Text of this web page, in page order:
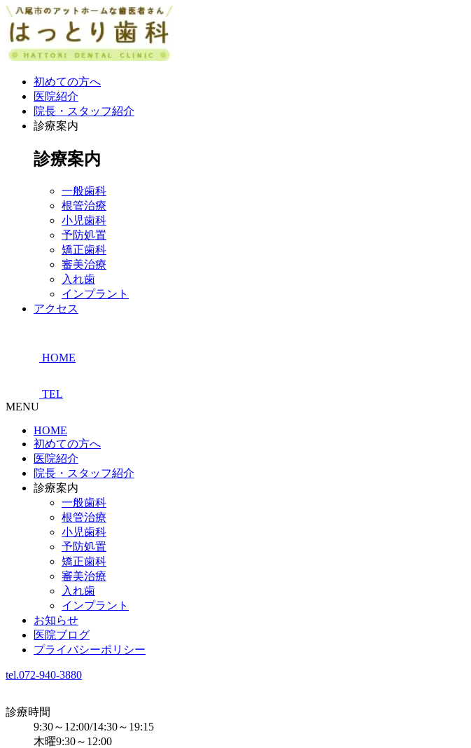
初めての方へ
医院紹介
院長・スタッフ紹介
診療案内
診療案内
一般歯科
根管治療
小児歯科
予防処置
矯正歯科
審美治療
入れ歯
インプラント
アクセス
HOME
TEL
MENU
HOME
初めての方へ
医院紹介
院長・スタッフ紹介
診療案内
一般歯科
根管治療
小児歯科
予防処置
矯正歯科
審美治療
入れ歯
インプラント
お知らせ
医院ブログ
プライバシーポリシー
tel.072-940-3880
診療時間
9:30～12:00/14:30～19:15
木曜9:30～12:00